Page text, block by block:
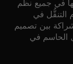
في جميع نظم
التنقُّل في
بين تصميم
الحاسم في